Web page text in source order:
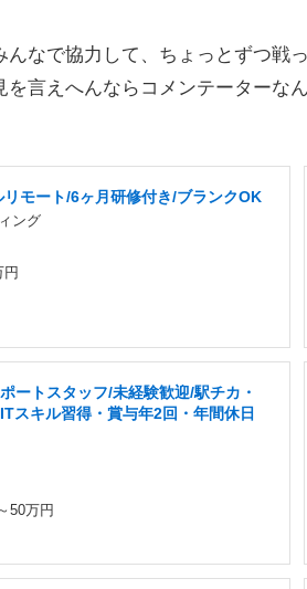
なで協力して、ちょっとずつ戦
言えへんならコメンテーターな
モート/6ヶ月研修付き/ブランクOK
ング
円
ートスタッフ/未経験歓迎/駅チカ・
スキル習得・賞与年2回・年間休日
50万円